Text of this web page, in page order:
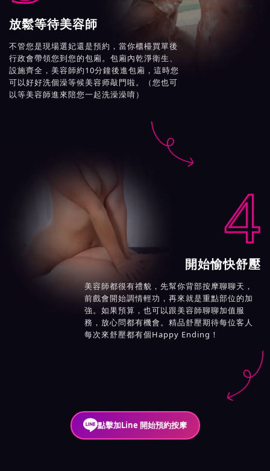
放鬆等待美容師
不管您是現場選妃還是預約，當你櫃檯買單後
行政會帶領您到您的包廂。包廂內乾淨衛生、
設施齊全，美容師約10分鐘後進包廂，這時您
可以好好洗個澡等候美容师敲門啦。（您也可
以等美容師進來陪您一起洗澡澡唷）

4
開始愉快舒壓
美容師都很有禮貌，先幫你背部按摩聊聊天，
前戲會開始調情輕功，再來就是重點部位的加
強。如果預算，也可以跟美容師聊聊加值服
務，放心問都有機會。精品舒壓期待每位客人
每次來舒壓都有個Happy Ending！
點擊加Line 開始預約按摩